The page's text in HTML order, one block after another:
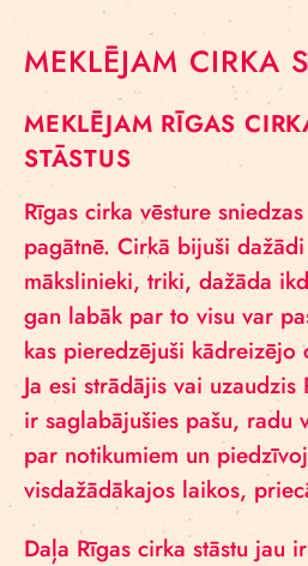
MEKLĒJAM CIRKA
MEKLĒJAM RĪGAS
STĀSTUS
Rīgas cirka vēsture
pagātnē. Cirkā bijuši
mākslinieki, triki, dažāda
gan labāk par to visu var
kas pieredzējuši kādreizējo
Ja esi strādājis vai
ir saglabājušies pašu, radu
par notikumiem un
visdažādākajos laikos,
Daļa Rīgas cirka stāstu jau